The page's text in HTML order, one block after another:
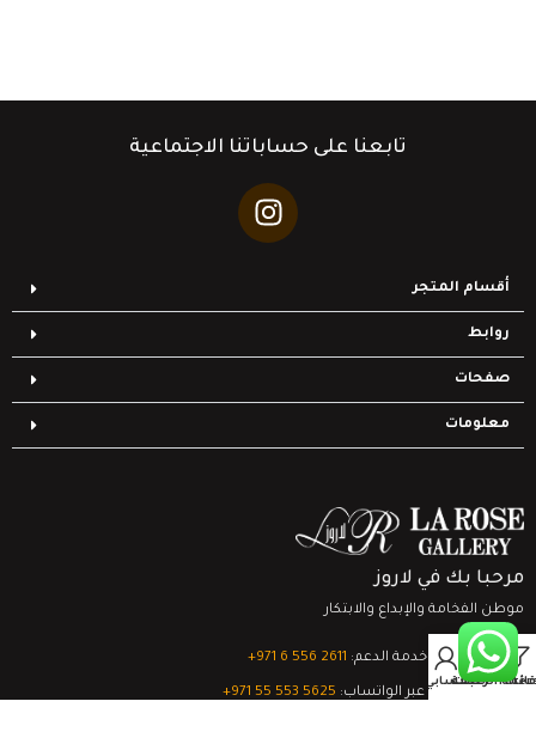
تابعنا على حساباتنا الاجتماعية
أقسام المتجر
روابط
صفحات
معلومات
مرحبا بك في لاروز
موطن الفخامة والإبداع والابتكار
تواصل مع خدمة الدعم: ‎+971 6 556 2611
الدعم الفني عبر الواتساب: ‎+971 55 553 5625
قائمة الرغبات
0
السلةحسابي